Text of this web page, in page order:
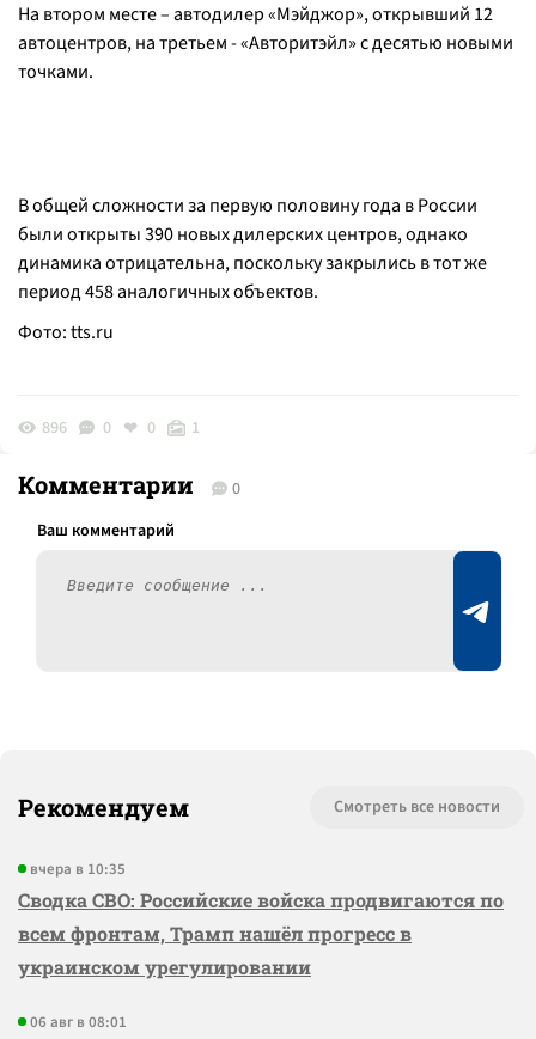
На втором месте – автодилер «Мэйджор», открывший 12
автоцентров, на третьем - «Авторитэйл» с десятью новыми
точками.
В общей сложности за первую половину года в России
были открыты 390 новых дилерских центров, однако
динамика отрицательна, поскольку закрылись в тот же
период 458 аналогичных объектов.
Фото:tts.ru
896 0 0 1
Комментарии 0
Рекомендуем Смотреть все новости
вчера в 10:35
Сводка СВО: Российские войска продвигаются по
всем фронтам, Трамп нашёл прогресс в
украинском урегулировании
06 авг в 08:01